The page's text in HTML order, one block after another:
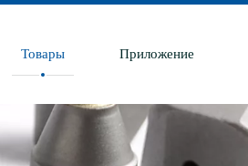
Товары Приложение